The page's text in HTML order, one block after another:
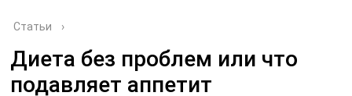
Статьи ›
Диета без проблем или что
подавляет аппетит